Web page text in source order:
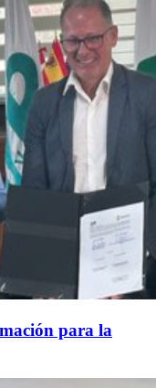
para la